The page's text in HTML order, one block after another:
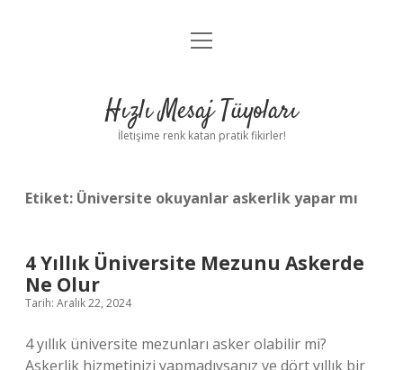
Anasayfa
Yasal Uyarı
menüyü
Hızlı Mesaj Tüyoları
İletişime renk katan pratik fikirler!
Etiket: Üniversite okuyanlar askerlik yapar mı
4 Yıllık Üniversite Mezunu Askerde
Ne Olur
Tarih: Aralık 22, 2024
4 yıllık üniversite mezunları asker olabilir mi?
Askerlik hizmetinizi yapmadıysanız ve dört yıllık bir